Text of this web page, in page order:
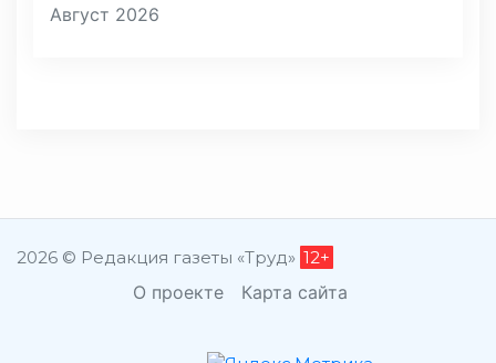
Август 2026
2026 © Редакция газеты «Труд» 12+
О проекте Карта сайта